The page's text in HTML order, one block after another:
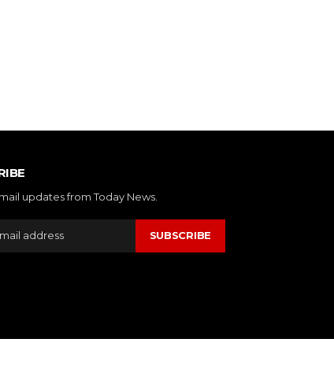
updates from Today News.
SUBSCRIBE